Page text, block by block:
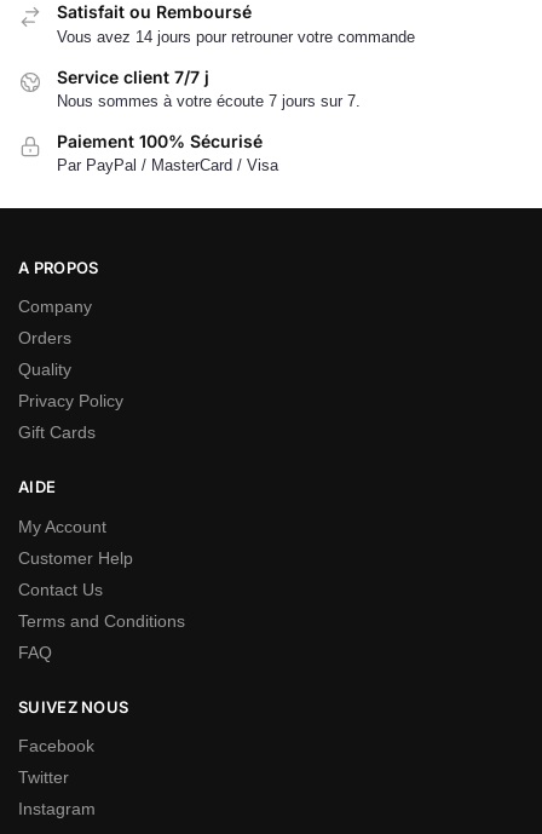
Satisfait ou Remboursé
Vous avez 14 jours pour retrouner votre commande
Service client 7/7 j
Nous sommes à votre écoute 7 jours sur 7.
Paiement 100% Sécurisé
Par PayPal / MasterCard / Visa
A PROPOS
Company
Orders
Quality
Privacy Policy
Gift Cards
AIDE
My Account
Customer Help
Contact Us
Terms and Conditions
FAQ
SUIVEZ NOUS
Facebook
Twitter
Instagram